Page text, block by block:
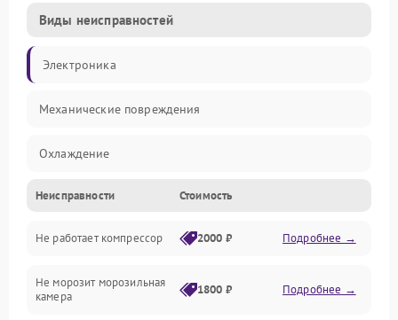
Виды неисправностей
Электроника
Механические повреждения
Охлаждение
Механика
Электропитание
Дренаж
Неисправности Стоимость
Не работает компрессор 2000 ₽ Подробнее →
Не морозит морозильная
камера
1800 ₽ Подробнее →